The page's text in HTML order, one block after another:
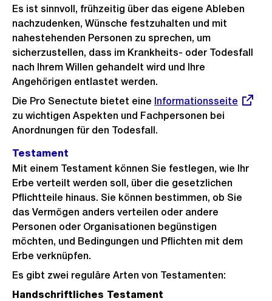
Es ist sinnvoll, frühzeitig über das eigene Ableben
nachzudenken, Wünsche festzuhalten und mit
nahestehenden Personen zu sprechen, um
sicherzustellen, dass im Krankheits- oder Todesfall
nach Ihrem Willen gehandelt wird und Ihre
Angehörigen entlastet werden.
Die Pro Senectute bietet eine Externer
Link:
Informationsseite
zu wichtigen Aspekten und Fachpersonen bei
Anordnungen für den Todesfall.
Testament
Mit einem Testament können Sie festlegen, wie Ihr
Erbe verteilt werden soll, über die gesetzlichen
Pflichtteile hinaus. Sie können bestimmen, ob Sie
das Vermögen anders verteilen oder andere
Personen oder Organisationen begünstigen
möchten, und Bedingungen und Pflichten mit dem
Erbe verknüpfen.
Es gibt zwei reguläre Arten von Testamenten:
Handschriftliches Testament